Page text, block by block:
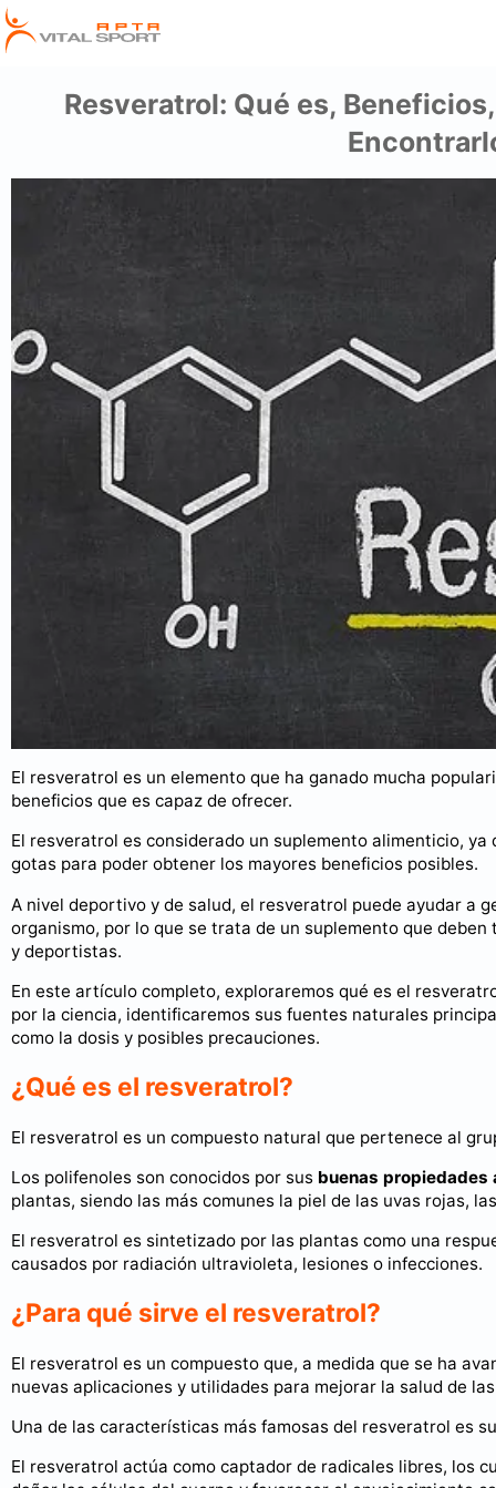
Resveratrol: Qué es,
El resveratrol es un elemento que ha ganado mucha
beneficios que es capaz de ofrecer.
El resveratrol es considerado un suplemento alimenticio,
gotas para poder obtener los mayores beneficios posibles.
A nivel deportivo y de salud, el resveratrol puede ayudar a
organismo, por lo que se trata de un suplemento que
y deportistas.
En este artículo completo, exploraremos qué es el
por la ciencia, identificaremos sus fuentes naturales
como la dosis y posibles precauciones.
¿Qué es el resveratrol?
El resveratrol es un compuesto natural que pertenece al
Los polifenoles son conocidos por sus buenas propiedades
plantas, siendo las más comunes la piel de las uvas rojas,
El resveratrol es sintetizado por las plantas como una
causados por radiación ultravioleta, lesiones o infecciones.
¿Para qué sirve el resveratrol?
El resveratrol es un compuesto que, a medida que se ha
nuevas aplicaciones y utilidades para mejorar la salud de
Una de las características más famosas del resveratrol es
El resveratrol actúa como captador de radicales libres, los